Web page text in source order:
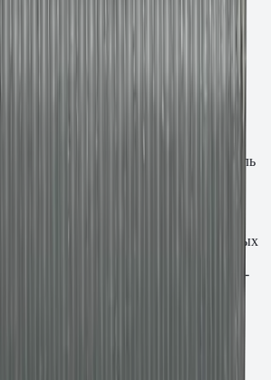
M12, L=2000 мм. Оцинкованная сталь
A M12×2000 мм предназначена для
анкерными составами при
крепления в бетонных, кирпичных
Материал: Оцинкованная сталь
совместно с составами Fasty VE-
и PE-SF. При необходимости
нужную длину. Используется для
деталей, стоек, ограждений и
там, где требуется стандартный
без заводской головки.